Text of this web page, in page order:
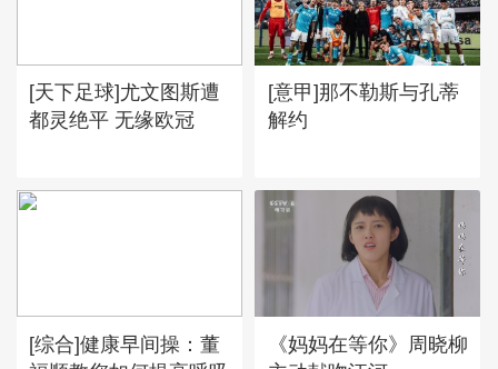
[天下足球]尤文图斯遭
都灵绝平 无缘欧冠
[意甲]那不勒斯与孔蒂
解约
[综合]健康早间操：董
《妈妈在等你》周晓柳